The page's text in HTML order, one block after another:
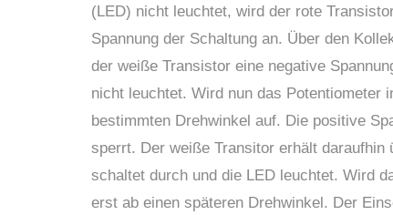
(LED) nicht leuchtet, wird der rote
Spannung der Schaltung an. Über den
der weiße Transistor eine negative
nicht leuchtet. Wird nun das Potentiometer
bestimmten Drehwinkel auf. Die positive
sperrt. Der weiße Transitor erhält
schaltet durch und die LED leuchtet. Wird
erst ab einen späteren Drehwinkel. Der